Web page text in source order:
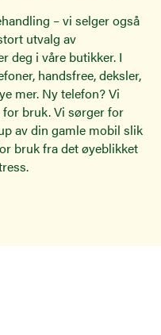
– vi selger også
utvalg av
deg i våre butikker. I
handsfree, deksler,
mer. Ny telefon? Vi
for bruk. Vi sørger for
av din gamle mobil slik
bruk fra det øyeblikket